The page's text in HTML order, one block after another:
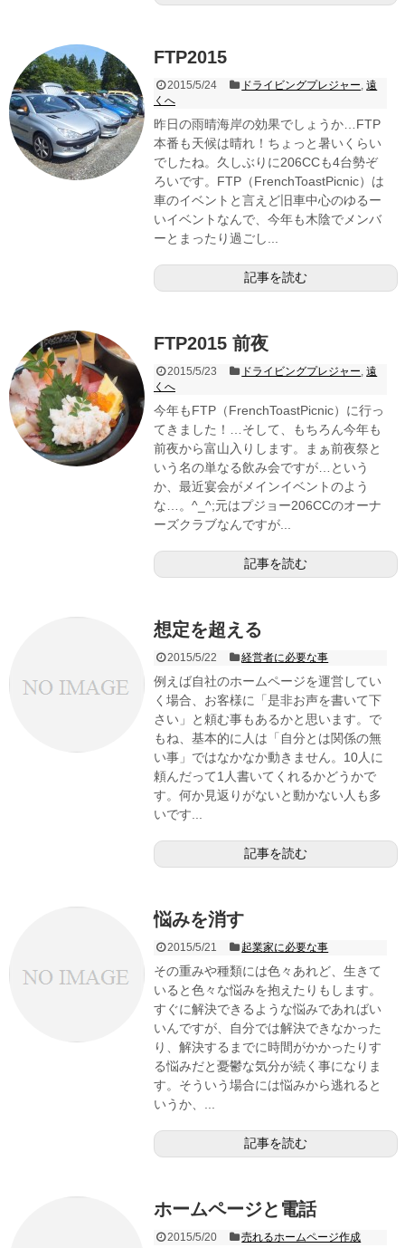
FTP2015
2015/5/24 ドライビングプレジャー,遠
くへ
昨日の雨晴海岸の効果でしょうか…FTP
本番も天候は晴れ！ちょっと暑いくらい
でしたね。久しぶりに206CCも4台勢ぞ
ろいです。FTP（FrenchToastPicnic）は
車のイベントと言えど旧車中心のゆるー
いイベントなんで、今年も木陰でメンバ
ーとまったり過ごし...
記事を読む
FTP2015 前夜
2015/5/23 ドライビングプレジャー,遠
くへ
今年もFTP（FrenchToastPicnic）に行っ
てきました！…そして、もちろん今年も
前夜から富山入りします。まぁ前夜祭と
いう名の単なる飲み会ですが…という
か、最近宴会がメインイベントのよう
な…。^_^;元はプジョー206CCのオーナ
ーズクラブなんですが...
記事を読む
想定を超える
2015/5/22 経営者に必要な事
例えば自社のホームページを運営してい
く場合、お客様に「是非お声を書いて下
さい」と頼む事もあるかと思います。で
もね、基本的に人は「自分とは関係の無
い事」ではなかなか動きません。10人に
頼んだって1人書いてくれるかどうかで
す。何か見返りがないと動かない人も多
いです...
記事を読む
悩みを消す
2015/5/21 起業家に必要な事
その重みや種類には色々あれど、生きて
いると色々な悩みを抱えたりもします。
すぐに解決できるような悩みであればい
いんですが、自分では解決できなかった
り、解決するまでに時間がかかったりす
る悩みだと憂鬱な気分が続く事になりま
す。そういう場合には悩みから逃れると
いうか、...
記事を読む
ホームページと電話
2015/5/20 売れるホームページ作成